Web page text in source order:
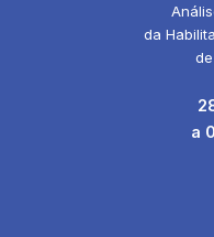
da
a